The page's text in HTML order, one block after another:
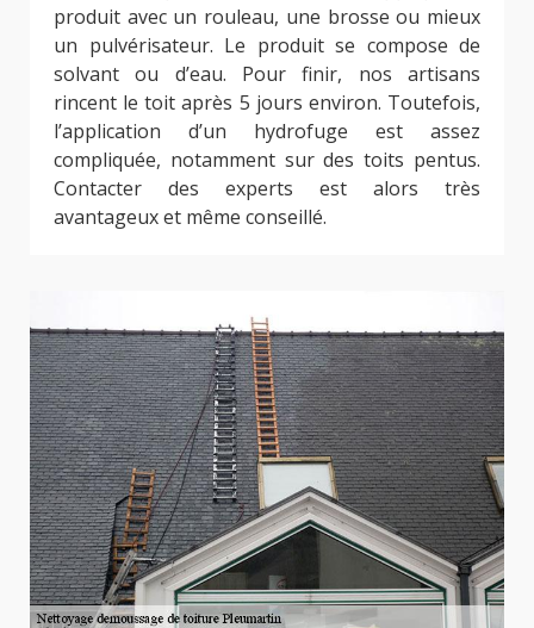
produit avec un rouleau, une brosse ou mieux
un pulvérisateur. Le produit se compose de
solvant ou d’eau. Pour finir, nos artisans
rincent le toit après 5 jours environ. Toutefois,
l’application d’un hydrofuge est assez
compliquée, notamment sur des toits pentus.
Contacter des experts est alors très
avantageux et même conseillé.